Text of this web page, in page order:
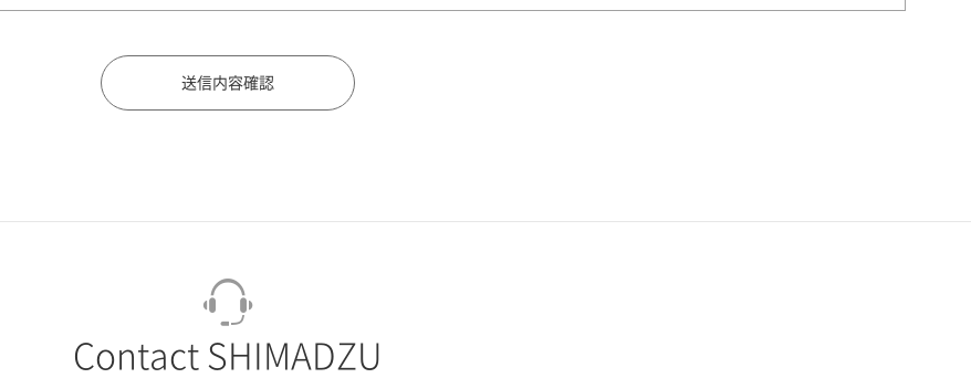
Contact SHIMADZU